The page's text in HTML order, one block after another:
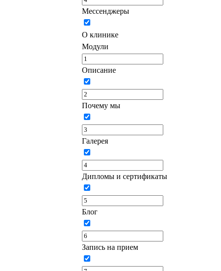
Мессенджеры
О клинике
Модули
Описание
Почему мы
Галерея
Дипломы и сертификаты
Блог
Запись на прием